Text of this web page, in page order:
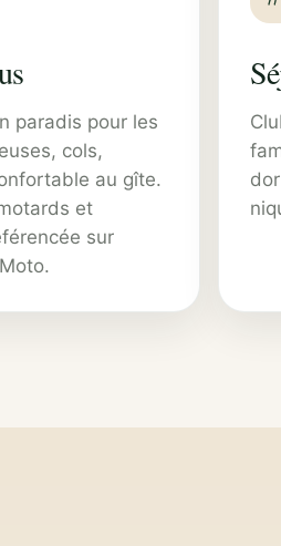
paradis pour les
cols,
au gîte.
et
sur